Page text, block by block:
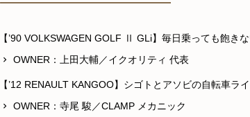
【’90 VOLKSWAGEN GOLF Ⅱ GLi】毎日乗っても飽き
OWNER：上田大輔／イクオリティ 代表
【’12 RENAULT KANGOO】シゴトとアソビの自転車ラ
OWNER：寺尾 駿／CLAMP メカニック